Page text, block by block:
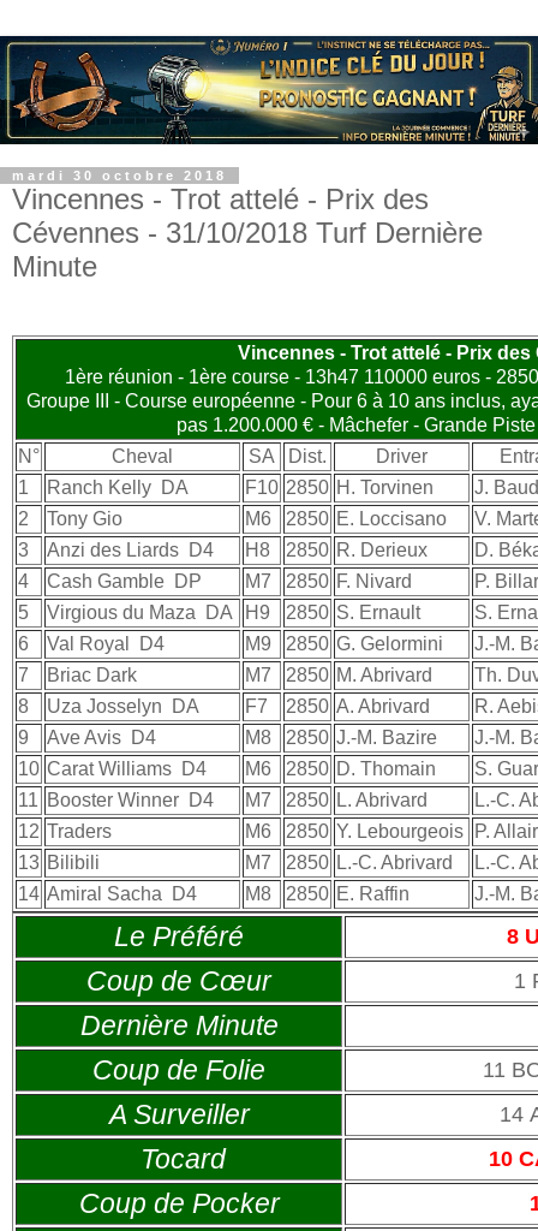
mardi 30 octobre 2018
Vincennes - Trot attelé - Prix des
Cévennes - 31/10/2018 Turf Dernière
Minute
Vincennes - Trot attelé - Prix des
1ère réunion - 1ère course - 13h47 110000 euros -
Groupe III - Course européenne - Pour 6 à 10 ans inclus,
pas 1.200.000 € - Mâchefer - Grande
N°
Cheval SA Dist. Driver
1
Ranch Kelly DA F10 2850 H. Torvinen
J.
2
Tony Gio M6 2850 E. Loccisano
V.
3
Anzi des Liards D4 H8 2850 R. Derieux
D.
4
Cash Gamble DP M7 2850 F. Nivard
P.
5
Virgious du Maza DA H9 2850 S. Ernault
S.
6
Val Royal D4 M9 2850 G. Gelormini
J.-M.
7
Briac Dark M7 2850 M. Abrivard
Th.
8
Uza Josselyn DA F7 2850 A. Abrivard
R.
9
Ave Avis D4 M8 2850 J.-M. Bazire
J.-M.
10 Carat Williams D4 M6 2850 D. Thomain
S.
11 Booster Winner D4 M7 2850 L. Abrivard
L.-C.
12 Traders M6 2850 Y. Lebourgeois
P.
13 Bilibili M7 2850 L.-C. Abrivard
L.-C.
14 Amiral Sacha D4 M8 2850 E. Raffin J.-M.
Le Préféré 8
Coup de Cœur 1
Dernière Minute
Coup de Folie
11
A Surveiller 14
Tocard 10
Coup de Pocker